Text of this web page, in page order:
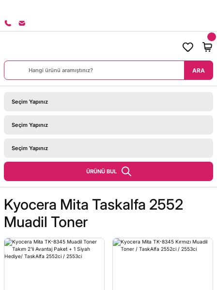
ARA
ÜRÜNÜ BUL
Kyocera Mita Taskalfa 2552
Muadil Toner